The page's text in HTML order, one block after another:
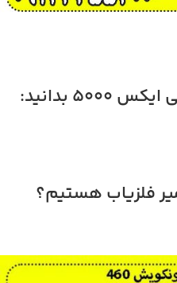
قبل از خرید فلزیاب جی پی ایکس 5000 بدانید:
فلزیاب هستیم؟